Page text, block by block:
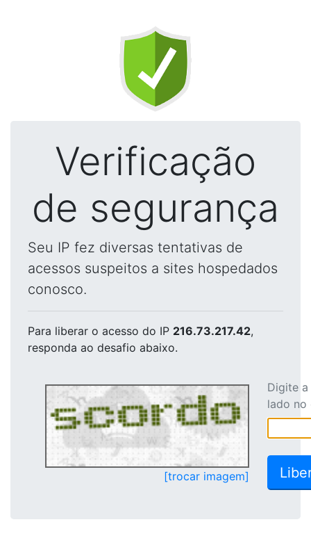
Verificação
de segurança
Seu IP fez diversas tentativas de
acessos suspeitos a sites hospedados
conosco.
Para liberar o acesso do IP 216.73.217.42,
responda ao desafio abaixo.
[trocar imagem]
Digite
lado no